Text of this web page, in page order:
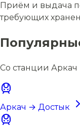
Приём и выдача
требующих
Со станции Аркач
Аркач → Достык